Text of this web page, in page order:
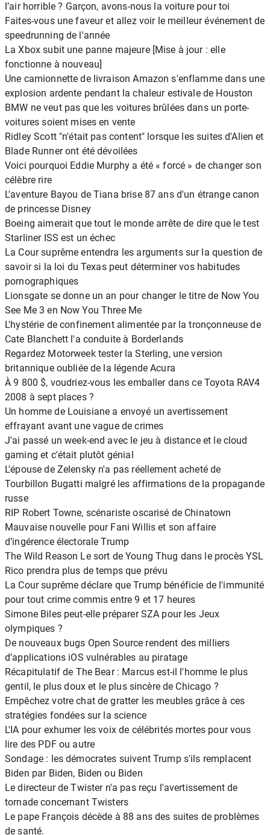
l’air horrible ? Garçon, avons-nous la voiture pour toi
Faites-vous une faveur et allez voir le meilleur événement de
speedrunning de l'année
La Xbox subit une panne majeure [Mise à jour : elle
fonctionne à nouveau]
Une camionnette de livraison Amazon s'enflamme dans une
explosion ardente pendant la chaleur estivale de Houston
BMW ne veut pas que les voitures brûlées dans un porte-
voitures soient mises en vente
Ridley Scott "n'était pas content" lorsque les suites d'Alien et
Blade Runner ont été dévoilées
Voici pourquoi Eddie Murphy a été « forcé » de changer son
célèbre rire
L'aventure Bayou de Tiana brise 87 ans d'un étrange canon
de princesse Disney
Boeing aimerait que tout le monde arrête de dire que le test
Starliner ISS est un échec
La Cour suprême entendra les arguments sur la question de
savoir si la loi du Texas peut déterminer vos habitudes
pornographiques
Lionsgate se donne un an pour changer le titre de Now You
See Me 3 en Now You Three Me
L'hystérie de confinement alimentée par la tronçonneuse de
Cate Blanchett l'a conduite à Borderlands
Regardez Motorweek tester la Sterling, une version
britannique oubliée de la légende Acura
À 9 800 $, voudriez-vous les emballer dans ce Toyota RAV4
2008 à sept places ?
Un homme de Louisiane a envoyé un avertissement
effrayant avant une vague de crimes
J'ai passé un week-end avec le jeu à distance et le cloud
gaming et c'était plutôt génial
L'épouse de Zelensky n'a pas réellement acheté de
Tourbillon Bugatti malgré les affirmations de la propagande
russe
RIP Robert Towne, scénariste oscarisé de Chinatown
Mauvaise nouvelle pour Fani Willis et son affaire
d’ingérence électorale Trump
The Wild Reason Le sort de Young Thug dans le procès YSL
Rico prendra plus de temps que prévu
La Cour suprême déclare que Trump bénéficie de l'immunité
pour tout crime commis entre 9 et 17 heures
Simone Biles peut-elle préparer SZA pour les Jeux
olympiques ?
De nouveaux bugs Open Source rendent des milliers
d’applications iOS vulnérables au piratage
Récapitulatif de The Bear : Marcus est-il l'homme le plus
gentil, le plus doux et le plus sincère de Chicago ?
Empêchez votre chat de gratter les meubles grâce à ces
stratégies fondées sur la science
L'IA pour exhumer les voix de célébrités mortes pour vous
lire des PDF ou autre
Sondage : les démocrates suivent Trump s'ils remplacent
Biden par Biden, Biden ou Biden
Le directeur de Twister n'a pas reçu l'avertissement de
tornade concernant Twisters
Le pape François décède à 88 ans des suites de problèmes
de santé.